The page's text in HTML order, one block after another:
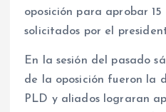
oposición para aprobar
solicitados por el
En la sesión del pasado
de la oposición fueron la
PLD y aliados lograran